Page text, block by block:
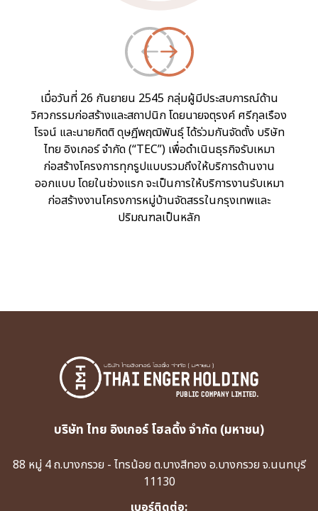
เมื่อวันที่ 26 กันยายน 2545 กลุ่มผู้มีประสบการณ์ด้าน
วิศวกรรมก่อสร้างและสถาปนิก โดยนายจตุรงค์ ศรีกุลเรือง
โรจน์ และนายกิตติ ดุษฎีพฤฒิพันธุ์ ได้ร่วมกันจัดตั้ง บริษัท
ไทย อิงเกอร์ จำกัด (“TEC”) เพื่อดำเนินธุรกิจรับเหมา
ก่อสร้างโครงการทุกรูปแบบรวมถึงให้บริการด้านงาน
ออกแบบ โดยในช่วงแรก จะเป็นการให้บริการงานรับเหมา
ก่อสร้างงานโครงการหมู่บ้านจัดสรรในกรุงเทพและ
ปริมณฑลเป็นหลัก
บริษัท ไทย อิงเกอร์ โฮลดิ้ง จำกัด (มหาชน)
88 หมู่ 4 ถ.บางกรวย - ไทรน้อย ต.บางสีทอง อ.บางกรวย จ.นนทบุรี
11130
เบอร์ติดต่อ: